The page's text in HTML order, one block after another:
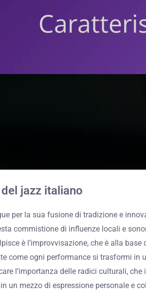
jazz italiano
per la sua fusione di tradizione e
commistione di influenze locali e
è l’improvvisazione, che è alla
come ogni performance si trasformi in
l’importanza delle radici culturali,
un mezzo di espressione personale e